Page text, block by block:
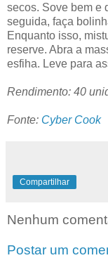
secos. Sove bem e
seguida, faça
Enquanto isso,
reserve. Abra a
esfiha. Leve para
Rendimento: 40
Fonte: Cyber Cook
Compartilhar
Nenhum
Postar um